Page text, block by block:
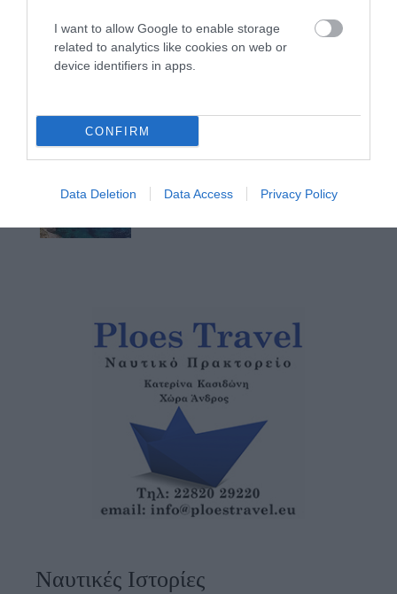
I want to allow Google to enable storage
related to analytics like cookies on web or
device identifiers in apps.
CONFIRM
Data Deletion Data Access Privacy Policy
ΟΡΜΟΣ ΚΟΡΘΙΟΥ: Όταν η
φωτογραφία γίνεται μνήμη
ΧΩΡΟΤΑΞΙΚΟ ΓΙΑ ΤΟΝ
ικανότητα στο επίκεντρο
Ναυτικές Ιστορίες